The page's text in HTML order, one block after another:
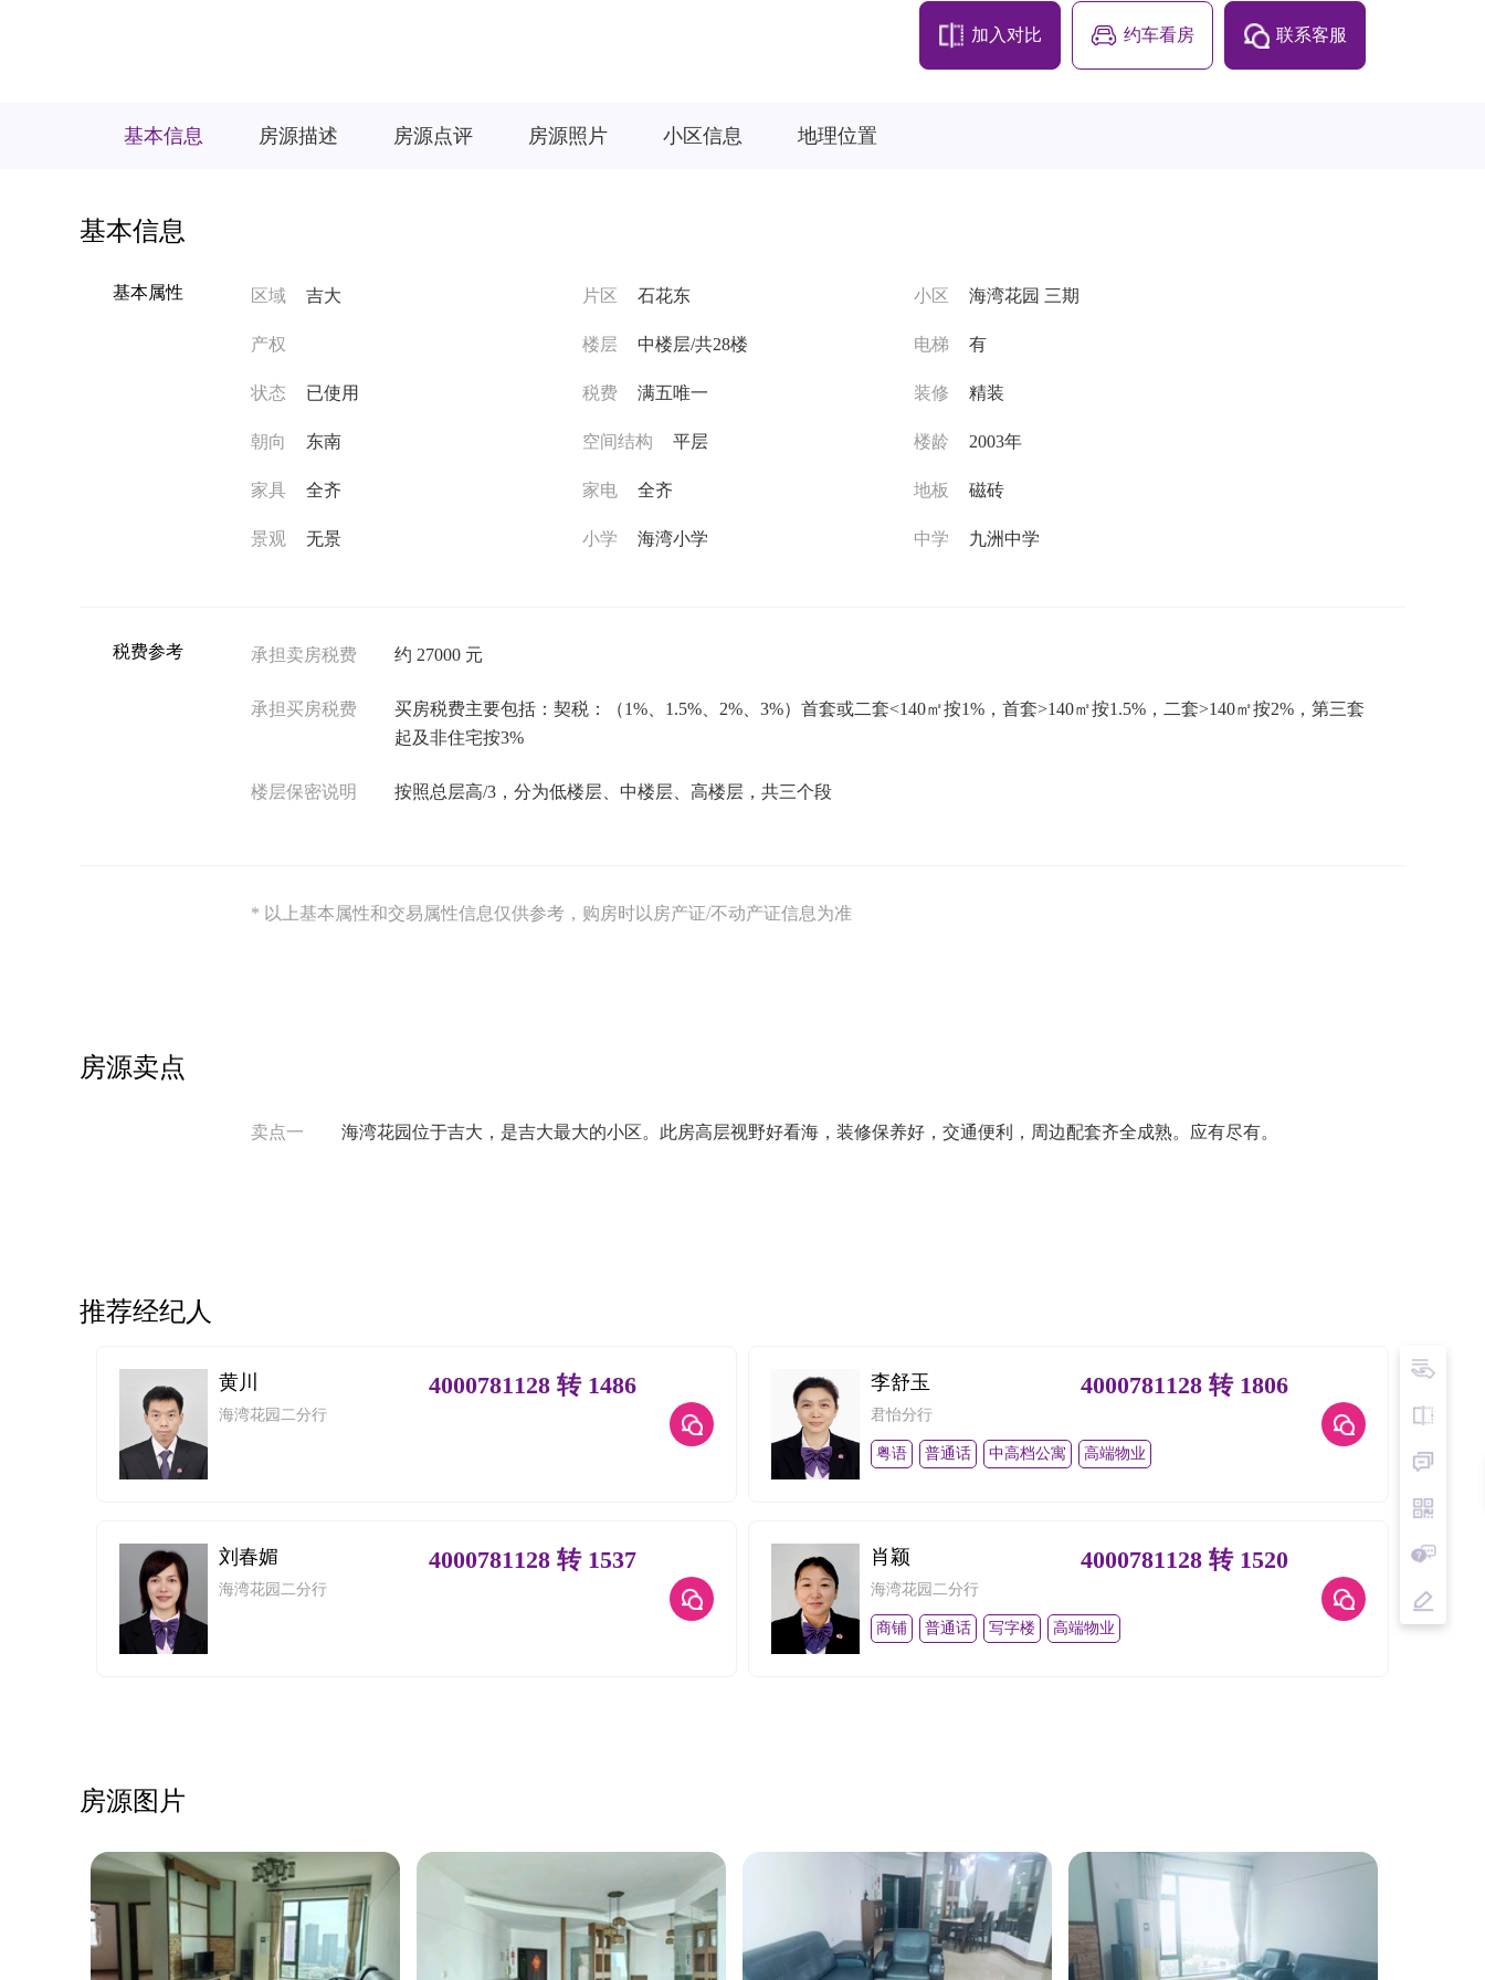
加入对比 约车看房 联系客服
基本信息 房源描述 房源点评 房源照片 小区信息 地理位置
基本信息
基本属性 区域 吉大 片区 石花东 小区 海湾花园 三期
产权 楼层 中楼层/共28楼 电梯 有
状态 已使用 税费 满五唯一 装修 精装
朝向 东南 空间结构 平层 楼龄 2003年
家具 全齐 家电 全齐 地板 磁砖
景观 无景 小学 海湾小学 中学 九洲中学
税费参考 承担卖房税费 约 27000 元
承担买房税费
买房税费主要包括：契税：（1%、1.5%、2%、3%）首套或二套<140㎡按1%，首套>140㎡按1.5%，二套>140㎡按2%，第三套
起及非住宅按3%
楼层保密说明 按照总层高/3，分为低楼层、中楼层、高楼层，共三个段
* 以上基本属性和交易属性信息仅供参考，购房时以房产证/不动产证信息为准
房源卖点
卖点一 海湾花园位于吉大，是吉大最大的小区。此房高层视野好看海，装修保养好，交通便利，周边配套齐全成熟。应有尽有。
推荐经纪人
黄川
海湾花园二分行
4000781128 转 1486 李舒玉
君怡分行
粤语 普通话 中高档公寓 高端物业
4000781128 转 1806
刘春媚
海湾花园二分行
4000781128 转 1537 肖颖
海湾花园二分行
商铺 普通话 写字楼 高端物业
4000781128 转 1520
房源图片